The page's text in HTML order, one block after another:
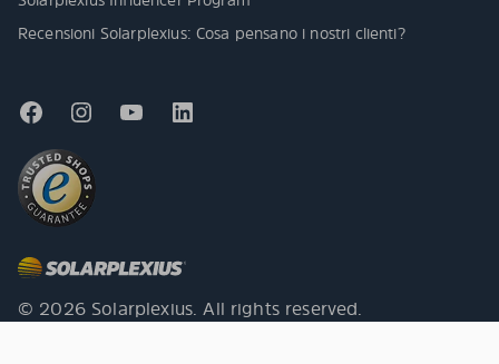
Recensioni Solarplexius: Cosa pensano i nostri clienti?
© 2026 Solarplexius. All rights reserved.